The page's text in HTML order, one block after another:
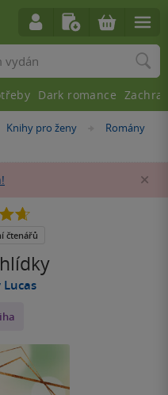
»
Knihy pro ženy »
Romány
Lucas
čtenářů
Dark romance